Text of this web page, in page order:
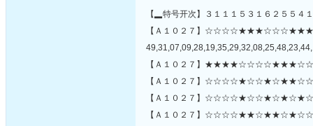
【▂特号开次】３１１１５３１６２５５４
【Ａ１０２７】
【Ａ１０２７】
【Ａ１０２７】
【Ａ１０２７】
【Ａ１０２７】